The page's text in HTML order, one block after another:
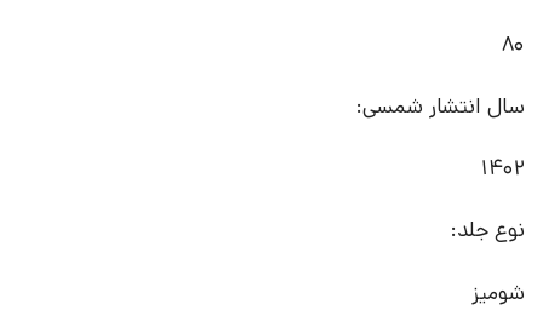
80
سال انتشار شمسی:
1402
نوع جلد:
شومیز